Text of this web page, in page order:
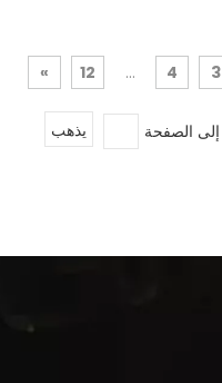
3
4
...
12
»
يذهب